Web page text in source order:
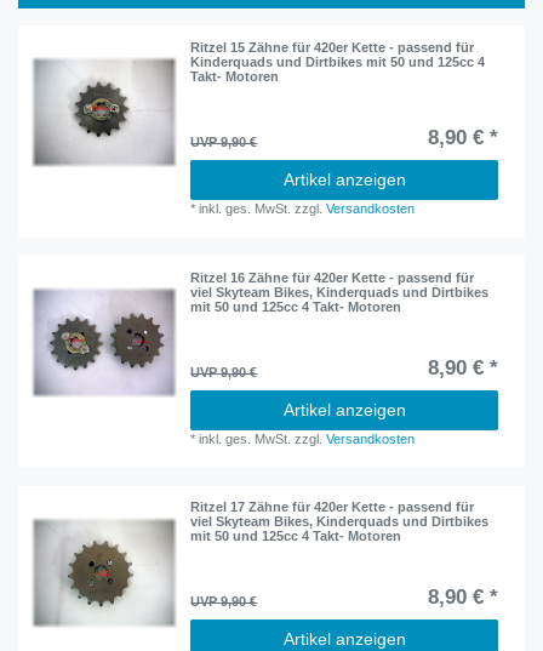
Ritzel 15 Zähne für 420er Kette - passend für
Kinderquads und Dirtbikes mit 50 und 125cc 4
Takt- Motoren
UVP 9,90 € 8,90 € *
Artikel anzeigen
*inkl. ges. MwSt. zzgl.Versandkosten
Ritzel 16 Zähne für 420er Kette - passend für
viel Skyteam Bikes, Kinderquads und Dirtbikes
mit 50 und 125cc 4 Takt- Motoren
UVP 9,90 € 8,90 € *
Artikel anzeigen
*inkl. ges. MwSt. zzgl.Versandkosten
Ritzel 17 Zähne für 420er Kette - passend für
viel Skyteam Bikes, Kinderquads und Dirtbikes
mit 50 und 125cc 4 Takt- Motoren
UVP 9,90 € 8,90 € *
Artikel anzeigen